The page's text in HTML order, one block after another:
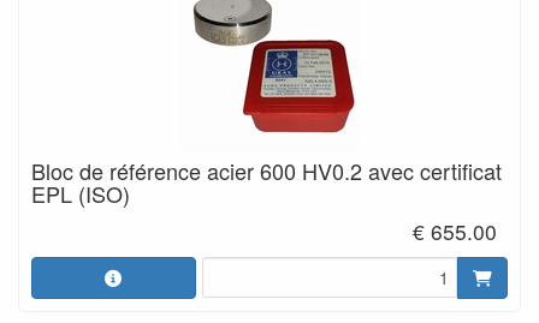
Bloc de référence acier 600 HV0.2 avec certificat
EPL (ISO)
€ 655.00